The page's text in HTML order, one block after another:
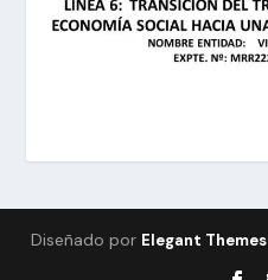
Diseñado por Elegant Themes